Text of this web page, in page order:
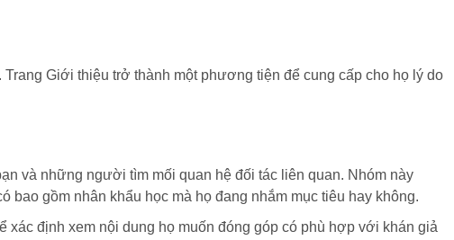
Giới thiệu trở thành một phương tiện để cung cấp cho họ lý do
và những người tìm mối quan hệ đối tác liên quan. Nhóm này
bao gồm nhân khẩu học mà họ đang nhắm mục tiêu hay không.
xác định xem nội dung họ muốn đóng góp có phù hợp với khán giả